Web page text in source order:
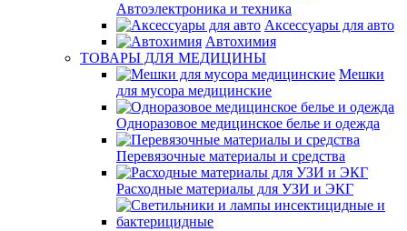
Автоэлектроника и техника
Аксессуары для авто
Автохимия
ТОВАРЫ ДЛЯ МЕДИЦИНЫ
Мешки
для мусора медицинские
Одноразовое медицинское белье и одежда
Перевязочные материалы и средства
Расходные материалы для УЗИ и ЭКГ